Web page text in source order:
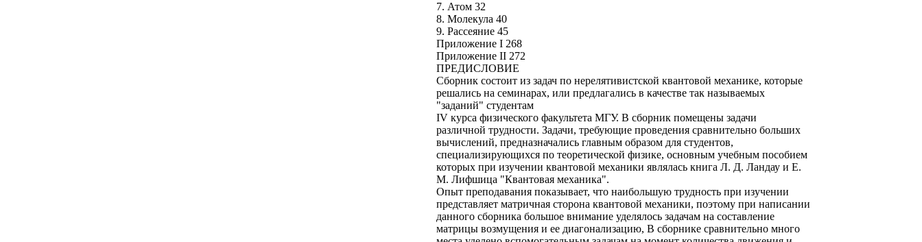
7. Атом 32
8. Молекула 40
9. Рассеяние 45
Приложение I 268
Приложение II 272
ПРЕДИСЛОВИЕ
Сборник состоит из задач по нерелятивистской квантовой механике, которые
решались на семинарах, или предлагались в качестве так называемых
"заданий" студентам
IV курса физического факультета МГУ. В сборник помещены задачи
различной трудности. Задачи, требующие проведения сравнительно больших
вычислений, предназначались главным образом для студентов,
специализирующихся по теоретической физике, основным учебным пособием
которых при изучении квантовой механики являлась книга Л. Д. Ландау и Е.
М. Лифшица "Квантовая механика".
Опыт преподавания показывает, что наибольшую трудность при изучении
представляет матричная сторона квантовой механики, поэтому при написании
данного сборника большое внимание уделялось задачам на составление
матрицы возмущения и ее диагонализацию, В сборнике сравнительно много